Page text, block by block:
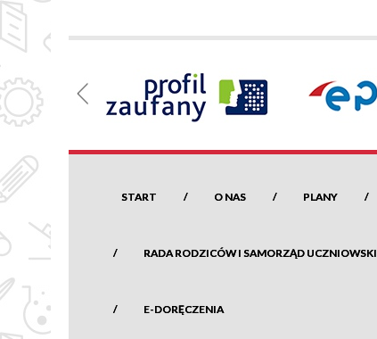
START O NAS PLANY
RADA RODZICÓW I SAMORZĄD UCZNIOWSKI
E-DORĘCZENIA